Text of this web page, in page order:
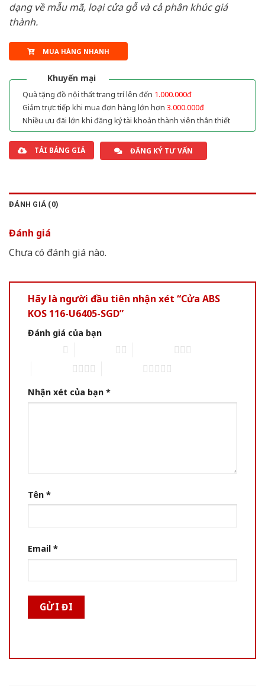
dạng về mẫu mã, loại cửa gỗ và cả phân khúc giá
thành.
MUA HÀNG NHANH
Khuyến mại
Quà tặng đồ nội thất trang trí lên đến 1.000.000đ
Giảm trực tiếp khi mua đơn hàng lớn hơn 3.000.000đ
Nhiều ưu đãi lớn khi đăng ký tài khoản thành viên thân thiết
TẢI BẢNG GIÁ ĐĂNG KÝ TƯ VẤN
ĐÁNH GIÁ (0)
Đánh giá
Chưa có đánh giá nào.
Hãy là người đầu tiên nhận xét “Cửa ABS
KOS 116-U6405-SGD”
Đánh giá của bạn
Nhận xét của bạn *
Tên *
Email *